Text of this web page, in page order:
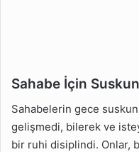
Sahabe İçin
Sahabelerin gece
gelişmedi, bilerek ve
bir ruhi disiplindi. Onlar,